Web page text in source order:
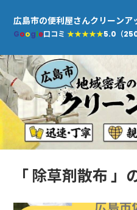
広島市の便利屋さんクリーンア
Google口コミ★★★★★5.0（250
「 除草剤散布 」